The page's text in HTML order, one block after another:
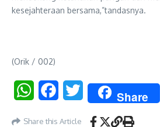
kesejahteraan bersama,”tandasnya.
(Orik / 002)
WhatsAppFacebookTwitter Share
Share this Article